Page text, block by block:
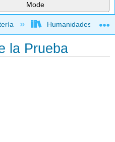
Mode
global
Humanidades
la Prueba